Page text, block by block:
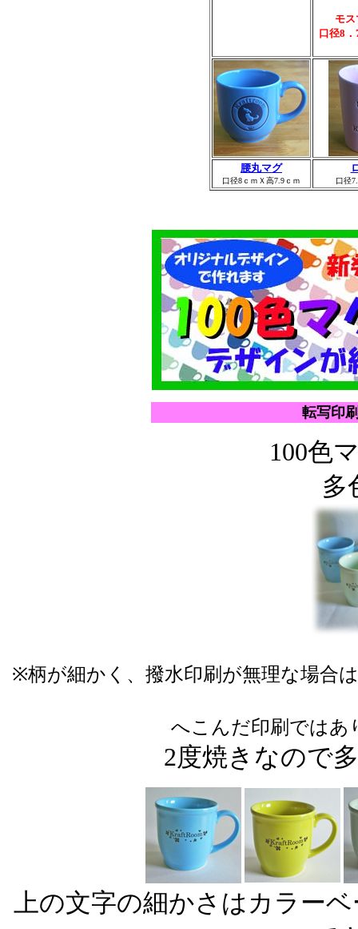
モ
口径8
腰丸マグ
口径8ｃｍＸ高7.9ｃｍ 口径
転写印
100色
多
※柄が細かく、撥水印刷が無理な場合
へこんだ印刷ではあ
2度焼きなので
上の文字の細かさはカラー